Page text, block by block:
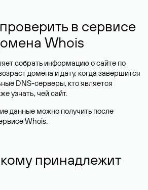
в сервисе
Whois
собрать информацию о сайте по
домена и дату, когда завершится
DNS-серверы, кто является
узнать, чей сайт.
данные можно получить после
Whois.
кому принадлежит